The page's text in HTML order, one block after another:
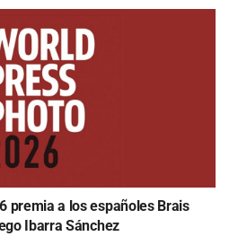
premia a los españoles Brais
Ibarra Sánchez